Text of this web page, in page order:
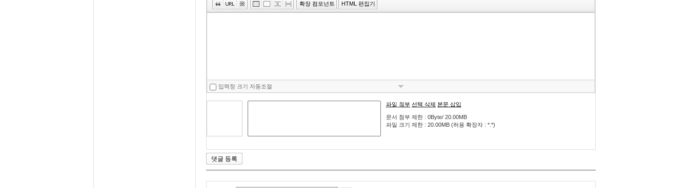
도
확장 컴포넌트 HTML 편집기
입력창 크기 자동조절
파일 첨부 선택 삭제 본문 삽입
문서 첨부 제한 : 0Byte/ 20.00MB
파일 크기 제한 : 20.00MB (허용 확장자 : *.*)